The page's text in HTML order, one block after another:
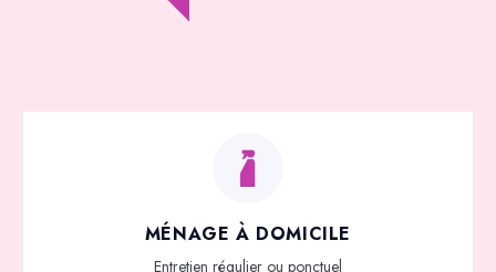
MÉNAGE À DOMICILE
Entretien régulier ou ponctuel